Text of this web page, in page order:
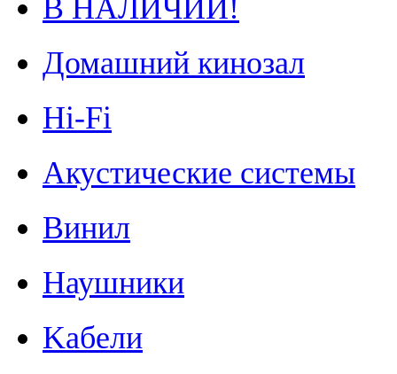
В НАЛИЧИИ!
Домашний кинозал
Hi-Fi
Акустические системы
Винил
Наушники
Kабели